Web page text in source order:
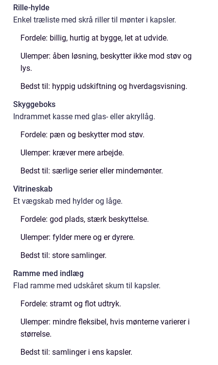
Rille-hylde
Enkel træliste med skrå riller til mønter i kapsler.
Fordele: billig, hurtig at bygge, let at udvide.
Ulemper: åben løsning, beskytter ikke mod støv og
lys.
Bedst til: hyppig udskiftning og hverdagsvisning.
Skyggeboks
Indrammet kasse med glas- eller akryllåg.
Fordele: pæn og beskytter mod støv.
Ulemper: kræver mere arbejde.
Bedst til: særlige serier eller mindemønter.
Vitrineskab
Et vægskab med hylder og låge.
Fordele: god plads, stærk beskyttelse.
Ulemper: fylder mere og er dyrere.
Bedst til: store samlinger.
Ramme med indlæg
Flad ramme med udskåret skum til kapsler.
Fordele: stramt og flot udtryk.
Ulemper: mindre fleksibel, hvis mønterne varierer i
størrelse.
Bedst til: samlinger i ens kapsler.